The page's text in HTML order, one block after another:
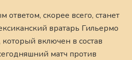
скорее всего, станет
вратарь Гильермо
включен в состав
матч против